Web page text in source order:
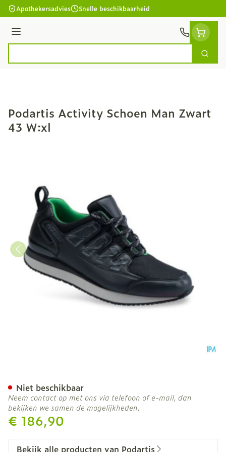
Ga naar de inhoud
Apothekersadvies Snelle beschikbaarheid
Menu
Zoek
Podartis Activity Schoen Man Zwart
43 W:xl
€ 186,90
Niet beschikbaar
Neem contact op met ons via telefoon of e-mail, dan
bekijken we samen de mogelijkheden.
Bekijk alle producten van Podartis